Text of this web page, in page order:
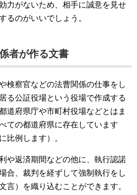
力がないため、相手に誠意を見せ
るのがいいでしょう。
者が作る文書
検察官などの法曹関係の仕事をし
る公証役場という役場で作成する
道府県庁や市町村役場などとはま
ての都道府県に存在しています
比例します）。
や返済期間などの他に、執行認諾
合、裁判を経ずして強制執行をし
言）を織り込むことができます。